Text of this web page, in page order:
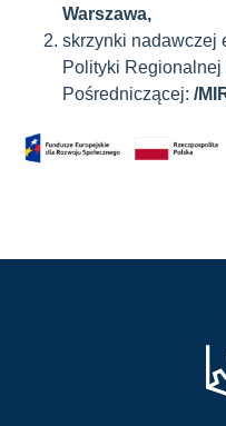
Warszawa,
skrzynki nadawczej
Polityki Regionalnej
Pośredniczącej: /